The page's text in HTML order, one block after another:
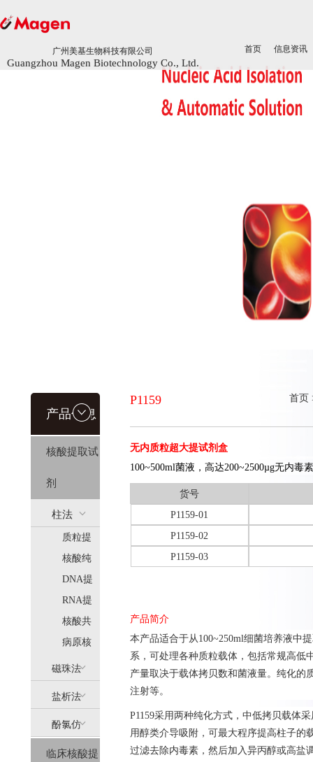
广州美基生物科技有限公司
Guangzhou Magen Biotechnology Co., Ltd.
首页 信息资讯
广州美基生物科技有限公司
Guangzhou Magen Biotechnology Co., Ltd.
首页 信息资讯
产品信息
核酸提取试
剂
柱法
质粒提
取
核酸纯
化
DNA提
取
RNA提
取
核酸共
提
(AllPure)
病原核
酸提取
磁珠法
(MagPure)
盐析法
(SolPure)
酚氯仿
(Trizol系
临床核酸提
P1159 首页
无内质粒超大提试剂盒
100~500ml菌液，高达200~2500µg无内毒
货号
P1159-01
P1159-02
P1159-03
产品简介
本产品适合于从100~250ml细菌培养液中
系，可处理各种质粒载体，包括常规高低
产量取决于载体拷贝数和菌液量。纯化的
注射等。
P1159采用两种纯化方式，中低拷贝载体
用醇类介导吸附，可最大程序提高柱子的
过滤去除内毒素，然后加入异丙醇或高盐